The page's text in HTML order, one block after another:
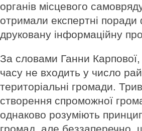
органів місцевого
отримали експертні поради
друковану інформаційну
За словами Ганни
часу не входить у число
територіальні громади.
створення спроможної
однаково розуміють